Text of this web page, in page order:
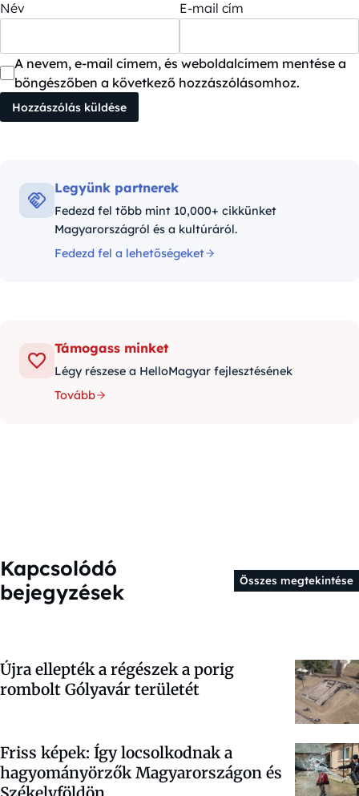
Név
E-mail cím
A nevem, e-mail címem, és weboldalcímem mentése a
böngészőben a következő hozzászólásomhoz.
Legyünk partnerek
Fedezd fel több mint 10,000+ cikkünket
Magyarországról és a kultúráról.
Fedezd fel a lehetőségeket
Támogass minket
Légy részese a HelloMagyar fejlesztésének
Tovább
Kapcsolódó
bejegyzések
Összes megtekintése
Újra ellepték a régészek a porig
rombolt Gólyavár területét
Friss képek: Így locsolkodnak a
hagyományörzők Magyarországon és